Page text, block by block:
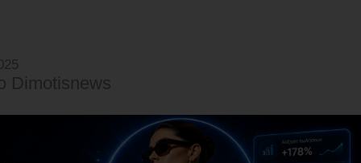
Dimotisnews